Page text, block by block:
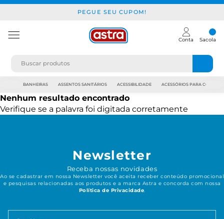
PEGUE SEU CUPOM!
Conta Sacola
BANHEIRAS ASSENTOS SANITÁRIOS ACESSIBILIDADE ACESSÓRIOS PARA
Nenhum resultado encontrado
Verifique se a palavra foi digitada corretamente
Newsletter
Receba nossas novidades
Ao se cadastrar em nossa Newsletter você aceita receber conteúdo promocional
e pesquisas relacionadas aos produtos e a marca Astra e concorda com nossa
Política de Privacidade.